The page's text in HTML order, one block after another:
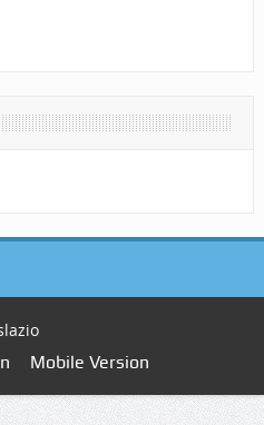
Mobile Version